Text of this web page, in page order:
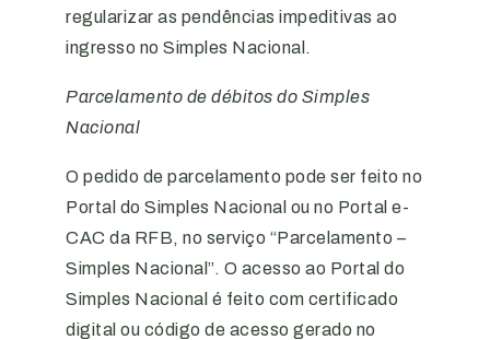
regularizar as pendências impeditivas ao
ingresso no Simples Nacional.
Parcelamento de débitos do Simples
Nacional
O pedido de parcelamento pode ser feito no
Portal do Simples Nacional ou no Portal e-
CAC da RFB, no serviço “Parcelamento –
Simples Nacional”. O acesso ao Portal do
Simples Nacional é feito com certificado
digital ou código de acesso gerado no